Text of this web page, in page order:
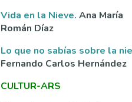
Vida en la Nieve. Ana María
Román Díaz
Lo que no sabías sobre la
Fernando Carlos Hernández
CULTUR-ARS